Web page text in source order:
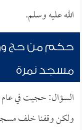
الله عليه وسلم.
حكم من حج
مسجد نمرة
السؤال: حجيت في عام
ولكن وقفنا خلف